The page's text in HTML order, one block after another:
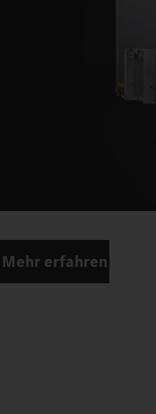
Mehr erfahren